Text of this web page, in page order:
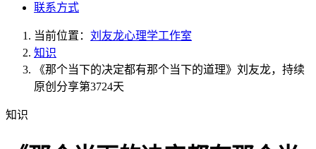
联系方式
当前位置： 刘友龙心理学工作室
知识
《那个当下的决定都有那个当下的道理》刘友龙，持续
原创分享第3724天
知识